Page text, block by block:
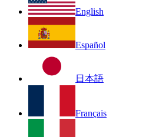
English
Español
日本語
Français